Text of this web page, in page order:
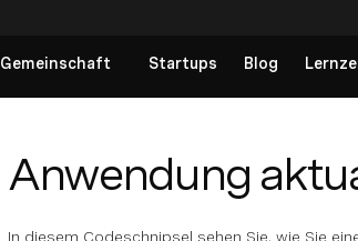
Gemeinschaft Startups Blog
Anwendung
In diesem Codeschnipsel sehen Sie, wie Sie